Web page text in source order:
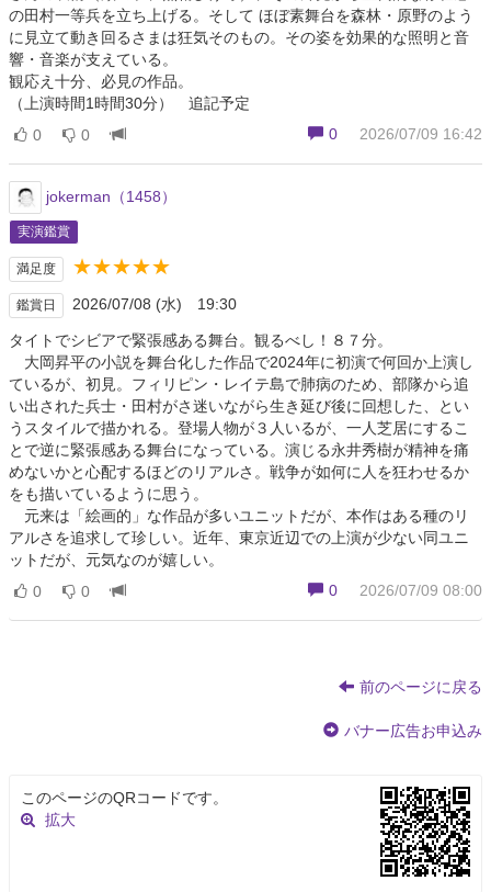
の田村一等兵を立ち上げる。そして ほぼ素舞台を森林・原野のよう
に見立て動き回るさまは狂気そのもの。その姿を効果的な照明と音
響・音楽が支えている。
観応え十分、必見の作品。
（上演時間1時間30分） 追記予定
0
2026/07/09 16:42
0 0
jokerman（1458）
実演鑑賞
満足度 ★★★★★
鑑賞日 2026/07/08 (水) 19:30
タイトでシビアで緊張感ある舞台。観るべし！８７分。
大岡昇平の小説を舞台化した作品で2024年に初演で何回か上演し
ているが、初見。フィリピン・レイテ島で肺病のため、部隊から追
い出された兵士・田村がさ迷いながら生き延び後に回想した、とい
うスタイルで描かれる。登場人物が３人いるが、一人芝居にするこ
とで逆に緊張感ある舞台になっている。演じる永井秀樹が精神を痛
めないかと心配するほどのリアルさ。戦争が如何に人を狂わせるか
をも描いているように思う。
元来は「絵画的」な作品が多いユニットだが、本作はある種のリ
アルさを追求して珍しい。近年、東京近辺での上演が少ない同ユニ
ットだが、元気なのが嬉しい。
0
2026/07/09 08:00
0 0
前のページに戻る
バナー広告お申込み
このページのQRコードです。
拡大